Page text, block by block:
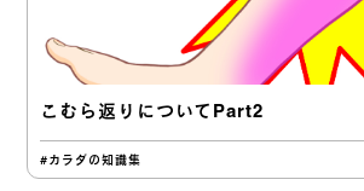
こむら返りについてPart2
#カラダの知識集